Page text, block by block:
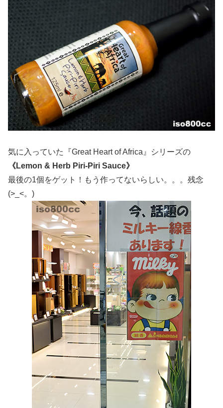
気に入っていた『Great Heart of Africa』シリーズの
《Lemon & Herb Piri-Piri Sauce》
最後の1個をゲット！もう作ってないらしい。。。残念
(>_<。)